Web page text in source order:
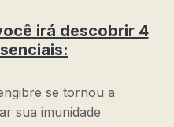
irá descobrir 4
se tornou a
sua imunidade